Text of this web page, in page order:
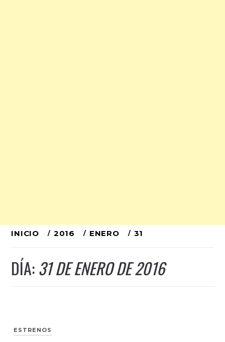
Ir
contenido
INICIO 2016 ENERO 31
DÍA:31 DE ENERO DE 2016
ESTRENOS